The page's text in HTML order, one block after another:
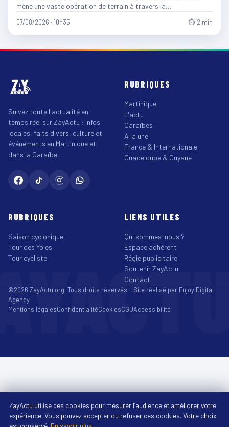
mène une vaste opération de terrain à travers la…
07/08/2026 · 10h35 ⏱ 2 min
Suivez toute l'actualité en
temps réel sur ZayActu : infos
locales, faits divers, culture et
événements en Martinique et
dans la Caraïbe.
RUBRIQUES
Martinique
L'actu
Caraïbes
À la une
France & Internationale
Guadeloupe & Guyane
RUBRIQUES
Saison cyclonique
Tour des Yoles
Tour cycliste
LIENS UTILES
Qui sommes-nous ?
Espace adhérent
Régie publicitaire
Soutenir ZayActu
Contact
©2026 ZayActu.org. Tous droits réservés. · Site réalisé par Enjoy Digital
Agency
Mentions légalesConfidentialitéCookiesCGUAccessibilité
ZayActu utilise des cookies pour mesurer l’audience et améliorer votre
expérience. Vous pouvez accepter ou refuser ces cookies. Votre choix